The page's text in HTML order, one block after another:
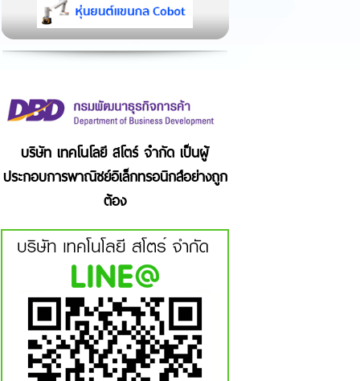
บริษัท เทคโนโลยี สโตร์ จำกัด เป็นผู้
ประกอบการพาณิชย์อิเล็กทรอนิกส์อย่างถูก
ต้อง